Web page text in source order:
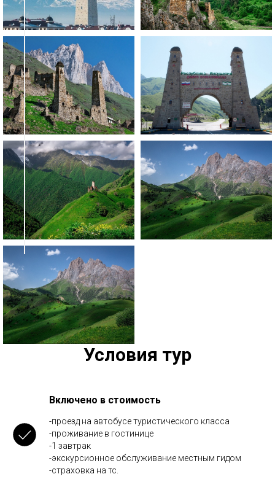
Условия тур
Включено в стоимость
-проезд на автобусе туристического класса
-проживание в гостинице
-1 завтрак
-экскурсионное обслуживание местным гидом
-страховка на тс.